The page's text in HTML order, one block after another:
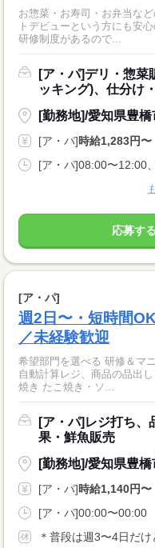
お惣菜・お寿司・お弁当な
トデビューという方にも安
研修制度があるので...
[ア・パ]デリ・惣菜
ッキング)、仕分け
[勤務地]/愛知県豊
[ア・パ]時給1,283円〜
[ア・パ]08:00〜12:00
応募す
[ア・パ]
週2日〜・短時間
／未経験歓迎
希望部門を選べる 研修＆マ
自動計算レジ、商品の品出
焼き たこ焼き・ソ...
[ア・パ]レジ打ち、
果・鮮魚販売
[勤務地]/愛知県豊
[ア・パ]時給1,140円〜
[ア・パ]00:00〜00:00